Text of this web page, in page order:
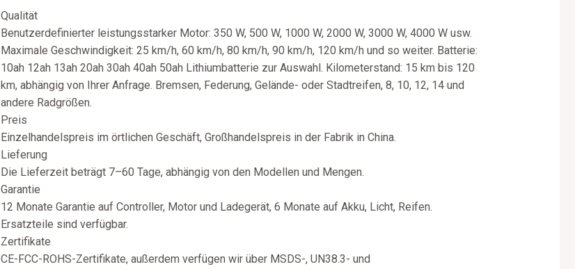
Qualität
Benutzerdefinierter leistungsstarker Motor: 350 W, 500 W, 1000 W, 2000 W, 3000 W, 4000 W usw.
Maximale Geschwindigkeit: 25 km/h, 60 km/h, 80 km/h, 90 km/h, 120 km/h und so weiter. Batterie:
10ah 12ah 13ah 20ah 30ah 40ah 50ah Lithiumbatterie zur Auswahl. Kilometerstand: 15 km bis 120
km, abhängig von Ihrer Anfrage. Bremsen, Federung, Gelände- oder Stadtreifen, 8, 10, 12, 14 und
andere Radgrößen.
Preis
Einzelhandelspreis im örtlichen Geschäft, Großhandelspreis in der Fabrik in China.
Lieferung
Die Lieferzeit beträgt 7–60 Tage, abhängig von den Modellen und Mengen.
Garantie
12 Monate Garantie auf Controller, Motor und Ladegerät, 6 Monate auf Akku, Licht, Reifen.
Ersatzteile sind verfügbar.
Zertifikate
CE-FCC-ROHS-Zertifikate, außerdem verfügen wir über MSDS-, UN38.3- und